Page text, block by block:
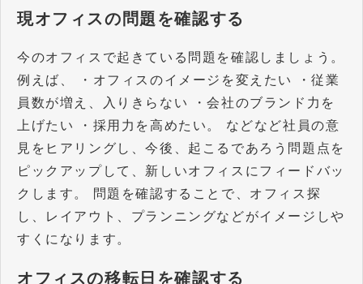
現オフィスの問題を確認する
今のオフィスで起きている問題を確認しましょう。
例えば、 ・オフィスのイメージを変えたい ・従業
員数が増え、入りきらない ・会社のブランド力を
上げたい ・採用力を高めたい。 などなど社員の意
見をヒアリングし、今後、起こるであろう問題点を
ピックアップして、新しいオフィスにフィードバッ
クします。 問題を確認することで、オフィス探
し、レイアウト、プランニングなどがイメージしや
すくになります。
オフィスの移転日を確認する